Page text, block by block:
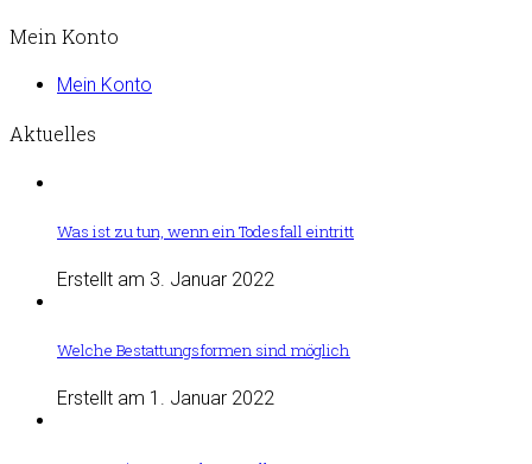
Mein Konto
Mein Konto
Aktuelles
Was ist zu tun, wenn ein Todesfall eintritt
Erstellt am 3. Januar 2022
Welche Bestattungsformen sind möglich
Erstellt am 1. Januar 2022